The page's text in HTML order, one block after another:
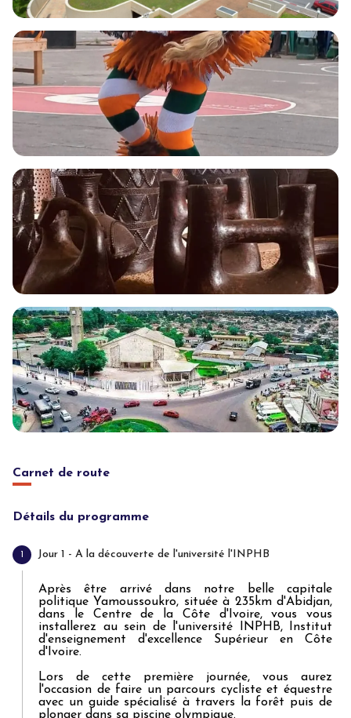
Carnet de route
Détails du programme
1 Jour 1 - A la découverte de l'université l'INPHB
Après être arrivé dans notre belle capitale
politique Yamoussoukro, située à 235km d'Abidjan,
dans le Centre de la Côte d'Ivoire, vous vous
installerez au sein de l'université INPHB, Institut
d'enseignement d'excellence Supérieur en Côte
d'Ivoire.
Lors de cette première journée, vous aurez
l'occasion de faire un parcours cycliste et équestre
avec un guide spécialisé à travers la forêt puis de
plonger dans sa piscine olympique.